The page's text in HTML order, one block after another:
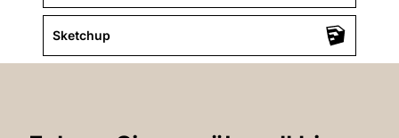
Sketchup